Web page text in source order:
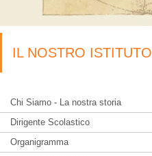
IL NOSTRO ISTITUTO
Chi Siamo - La nostra storia
Dirigente Scolastico
Organigramma